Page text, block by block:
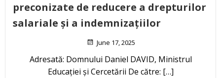
preconizate de reducere a drepturilor
salariale și a indemnizațiilor
June 17, 2025
Adresată: Domnului Daniel DAVID, Ministrul
Educației și Cercetării De către: […]